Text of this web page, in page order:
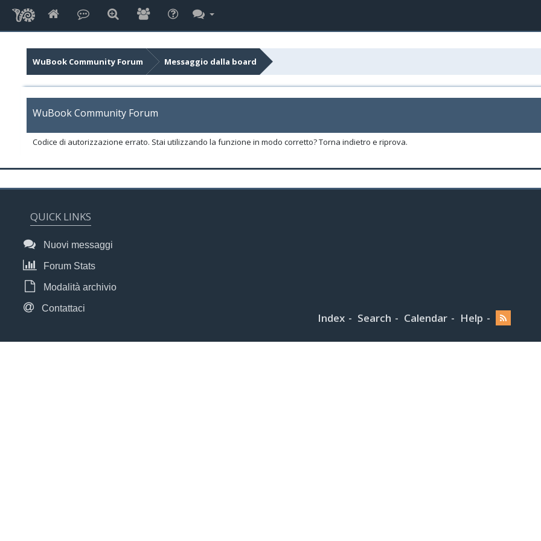
WuBook Community Forum Messaggio dalla board
WuBook Community Forum
Codice di autorizzazione errato. Stai utilizzando la funzione in modo corretto? Torna indietro e riprova.
QUICK LINKS
Nuovi messaggi
Forum Stats
Modalità archivio
Contattaci
Index Search Calendar Help